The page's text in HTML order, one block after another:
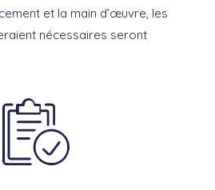
et la main d’œuvre, les
nécessaires seront